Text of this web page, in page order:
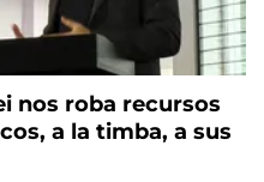
nos roba recursos
a la timba, a sus